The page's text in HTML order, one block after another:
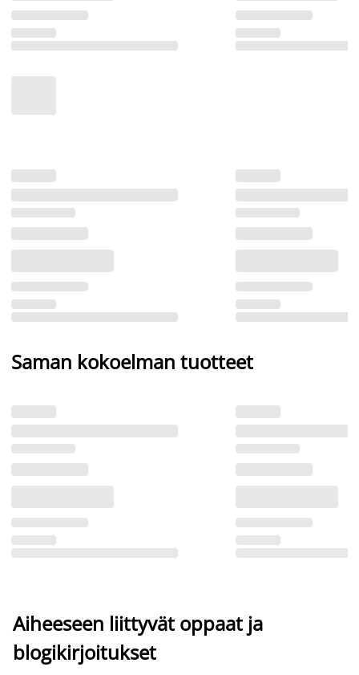
Saman kokoelman tuotteet
Aiheeseen liittyvät oppaat ja
blogikirjoitukset